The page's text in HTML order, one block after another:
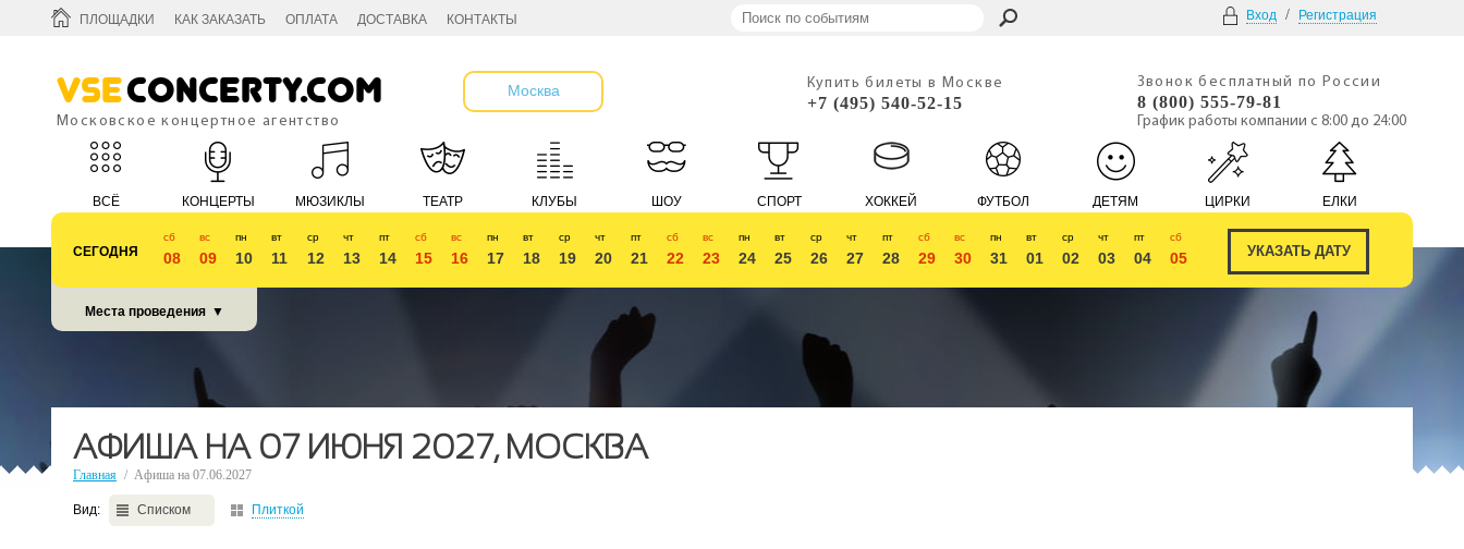
ПЛОЩАДКИ КАК ЗАКАЗАТЬ ОПЛАТА ДОСТАВКА КОНТАКТЫ Вход / Регистрация
VseConcerty.com
Московское концертное агентство
Москва Купить билеты в Москве
+7 (495) 540-52-15
Звонок бесплатный по России
8 (800) 555-79-81
График работы компании с 8:00 до 24:00
ВСЁ КОНЦЕРТЫ МЮЗИКЛЫ ТЕАТР КЛУБЫ ШОУ СПОРТ ХОККЕЙ ФУТБОЛ ДЕТЯМ ЦИРКИ ЕЛКИ
СЕГОДНЯ
сб
08
вс
09
пн
10
вт
11
ср
12
чт
13
пт
14
сб
15
вс
16
пн
17
вт
18
ср
19
чт
20
пт
21
сб
22
вс
23
пн
24
вт
25
ср
26
чт
27
пт
28
сб
29
вс
30
пн
31
вт
01
ср
02
чт
03
пт
04
сб
05
Места проведения ▼
АФИША НА 07 ИЮНЯ 2027, МОСКВА
Главная / Афиша на 07.06.2027
Вид: Списком Плиткой